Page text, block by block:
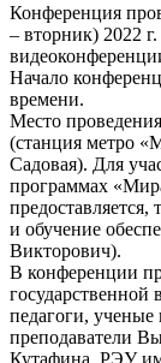
Конференция
– вторник) 2022
Начало
времени.
Место
(станция метро
Садовая). Для
программах
и обучение
Викторович).
В конференции
государственной
педагоги,
преподаватели
Кутафина, РЭУ